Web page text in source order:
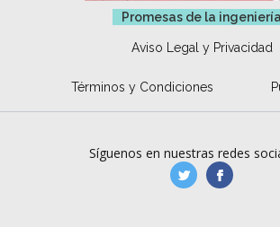
Promesas de la ingeniería
Aviso Legal y Privacidad
Términos y Condiciones
Síguenos en nuestras redes